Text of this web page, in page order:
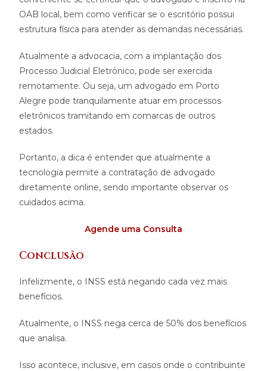
OAB local, bem como verificar se o escritório possui
estrutura física para atender as demandas necessárias.
Atualmente a advocacia, com a implantação dos
Processo Judicial Eletrônico, pode ser exercida
remotamente. Ou seja, um advogado em Porto
Alegre pode tranquilamente atuar em processos
eletrônicos tramitando em comarcas de outros
estados.
Portanto, a dica é entender que atualmente a
tecnologia permite a contratação de advogado
diretamente online, sendo importante observar os
cuidados acima.
Agende uma Consulta
Conclusão
Infelizmente, o INSS está negando cada vez mais
benefícios.
Atualmente, o INSS nega cerca de 50% dos benefícios
que analisa.
Isso acontece, inclusive, em casos onde o contribuinte